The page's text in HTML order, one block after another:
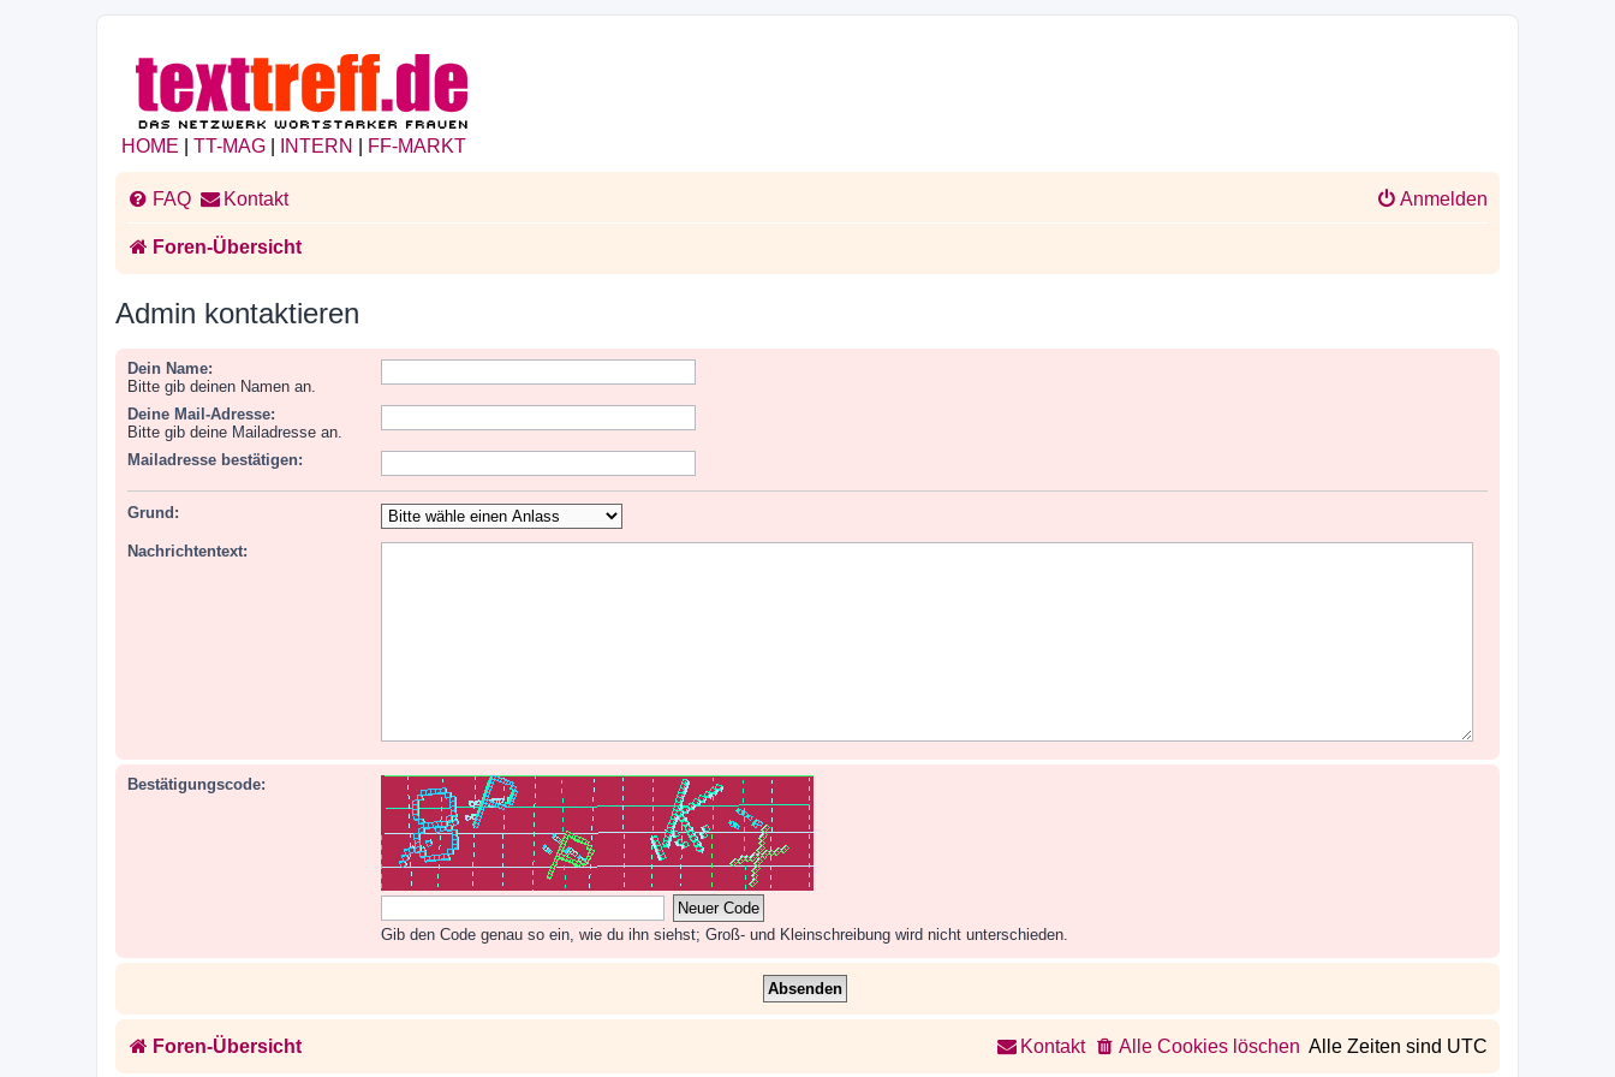
HOME TT-MAG INTERN FF-MARKT
FAQ Kontakt Anmelden
Foren-Übersicht
Admin kontaktieren
Dein Name:
Bitte gib deinen Namen an.
Deine Mail-Adresse:
Bitte gib deine Mailadresse an.
Mailadresse bestätigen:
Grund:
Nachrichtentext:
Bestätigungscode:
Gib den Code genau so ein, wie du ihn siehst; Groß- und Kleinschreibung wird nicht unterschieden.
Foren-Übersicht Alle Zeiten sind UTC
Alle Cookies löschen
Kontakt